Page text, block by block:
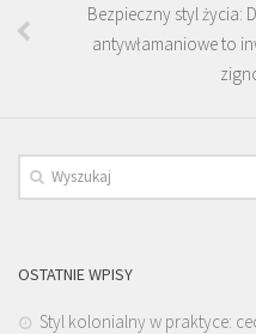
Bezpieczny styl życia:
antywłamaniowe to
OSTATNIE WPISY
Styl kolonialny w praktyce: